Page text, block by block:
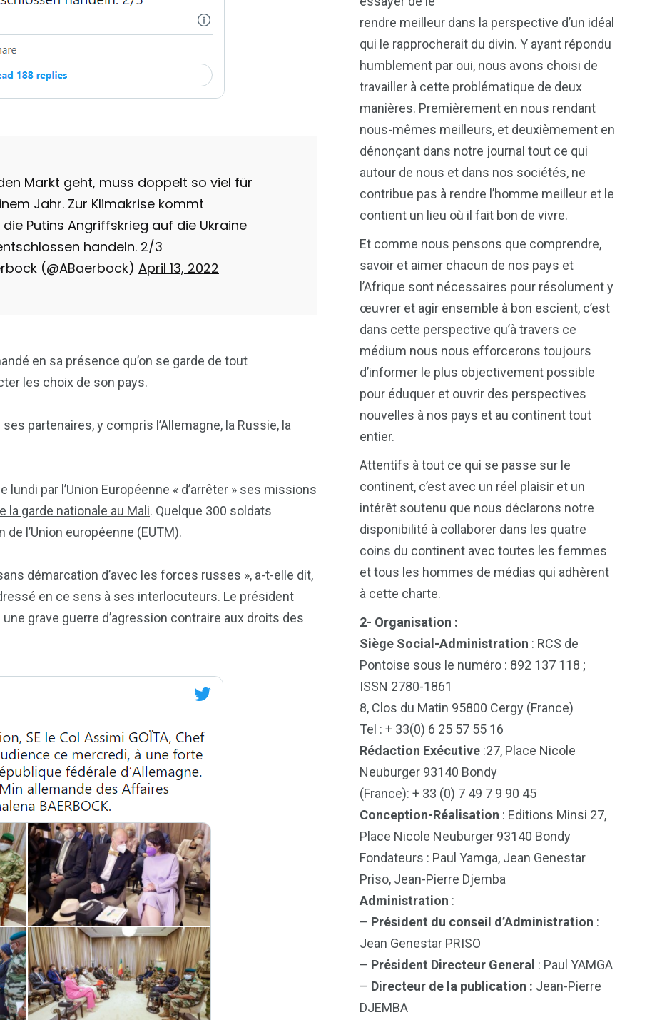
Markt geht, muss doppelt so viel für
Jahr. Zur Klimakrise kommt
die Putins Angriffskrieg auf die Ukraine
handeln. 2/3
(@ABaerbock) April 13, 2022
en sa présence qu’on se garde de tout
les choix de son pays.
partenaires, y compris l’Allemagne, la Russie, la
lundi par l’Union Européenne « d’arrêter » ses missions
la garde nationale au Mali. Quelque 300 soldats
l’Union européenne (EUTM).
démarcation d’avec les forces russes », a-t-elle dit,
en ce sens à ses interlocuteurs. Le président
grave guerre d’agression contraire aux droits des
rendre meilleur dans la perspective d’un idéal
qui le rapprocherait du divin. Y ayant répondu
humblement par oui, nous avons choisi de
travailler à cette problématique de deux
manières. Premièrement en nous rendant
nous-mêmes meilleurs, et deuxièmement en
dénonçant dans notre journal tout ce qui
autour de nous et dans nos sociétés, ne
contribue pas à rendre l’homme meilleur et le
contient un lieu où il fait bon de vivre.
Et comme nous pensons que comprendre,
savoir et aimer chacun de nos pays et
l’Afrique sont nécessaires pour résolument y
œuvrer et agir ensemble à bon escient, c’est
dans cette perspective qu’à travers ce
médium nous nous efforcerons toujours
d’informer le plus objectivement possible
pour éduquer et ouvrir des perspectives
nouvelles à nos pays et au continent tout
entier.
Attentifs à tout ce qui se passe sur le
continent, c’est avec un réel plaisir et un
intérêt soutenu que nous déclarons notre
disponibilité à collaborer dans les quatre
coins du continent avec toutes les femmes
et tous les hommes de médias qui adhèrent
à cette charte.
2- Organisation :
Siège Social-Administration : RCS de
Pontoise sous le numéro : 892 137 118 ;
ISSN 2780-1861
8, Clos du Matin 95800 Cergy (France)
Tel : + 33(0) 6 25 57 55 16
Rédaction Exécutive :27, Place Nicole
Neuburger 93140 Bondy
(France): + 33 (0) 7 49 7 9 90 45
Conception-Réalisation : Editions Minsi 27,
Place Nicole Neuburger 93140 Bondy
Fondateurs : Paul Yamga, Jean Genestar
Priso, Jean-Pierre Djemba
Administration :
– Président du conseil d’Administration :
Jean Genestar PRISO
– Président Directeur General : Paul YAMGA
– Directeur de la publication : Jean-Pierre
DJEMBA